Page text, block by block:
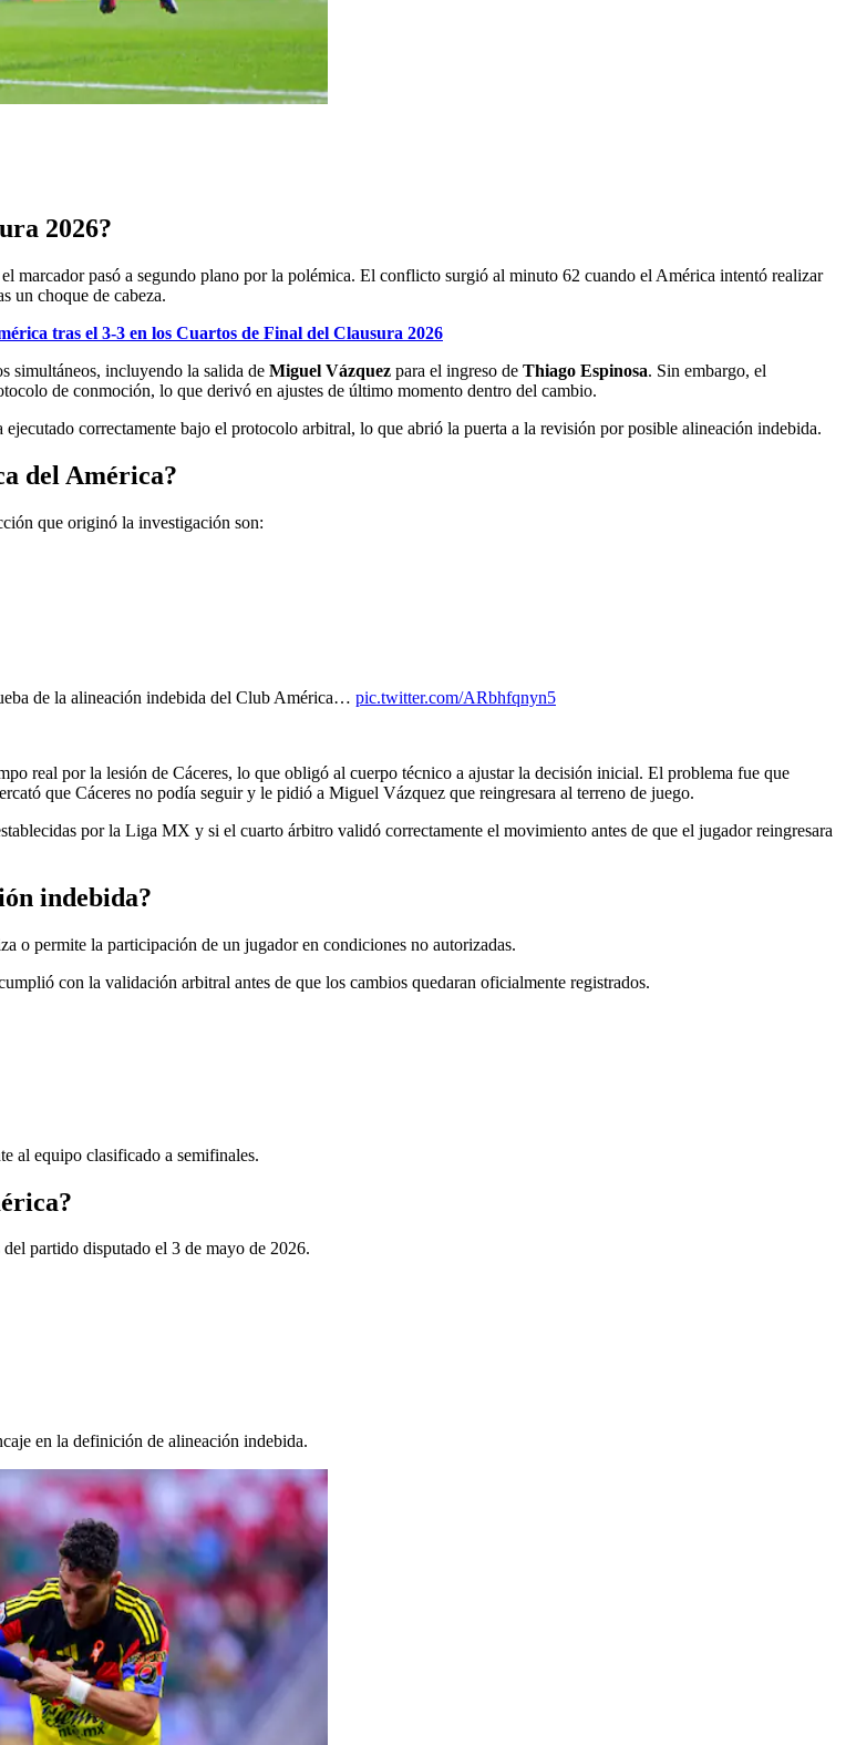
2026?
marcador pasó a segundo plano por la polémica. El conflicto surgió al minuto 62 cuando el América intentó realizar
un choque de cabeza.
tras el 3-3 en los Cuartos de Final del Clausura 2026
simultáneos, incluyendo la salida de Miguel Vázquez para el ingreso de Thiago Espinosa. Sin embargo, el
de conmoción, lo que derivó en ajustes de último momento dentro del cambio.
correctamente bajo el protocolo arbitral, lo que abrió la puerta a la revisión por posible alineación indebida.
del América?
que originó la investigación son:
de la alineación indebida del Club América… pic.twitter.com/ARbhfqnyn5
real por la lesión de Cáceres, lo que obligó al cuerpo técnico a ajustar la decisión inicial. El problema fue que
que Cáceres no podía seguir y le pidió a Miguel Vázquez que reingresara al terreno de juego.
por la Liga MX y si el cuarto árbitro validó correctamente el movimiento antes de que el jugador reingresara
indebida?
o permite la participación de un jugador en condiciones no autorizadas.
con la validación arbitral antes de que los cambios quedaran oficialmente registrados.
al equipo clasificado a semifinales.
partido disputado el 3 de mayo de 2026.
en la definición de alineación indebida.